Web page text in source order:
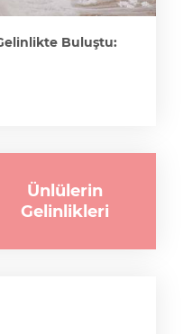
Buluştu:
Ünlülerin
Gelinlikleri